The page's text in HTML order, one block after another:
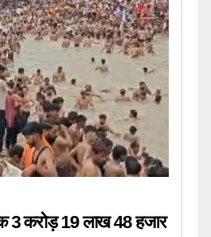
3 करोड़ 19 लाख 48 हजार